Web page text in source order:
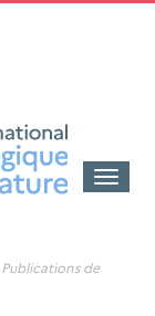
Toggle
Publications de